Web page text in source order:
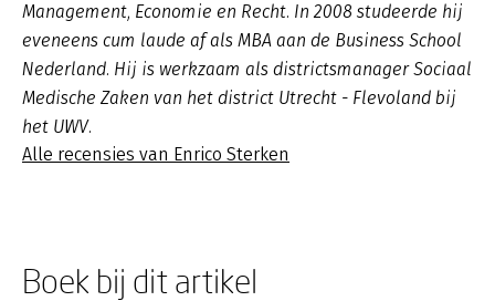
Management, Economie en Recht. In 2008 studeerde hij
eveneens cum laude af als MBA aan de Business School
Nederland. Hij is werkzaam als districtsmanager Sociaal
Medische Zaken van het district Utrecht - Flevoland bij
het UWV.
Alle recensies van Enrico Sterken
Boek bij dit artikel